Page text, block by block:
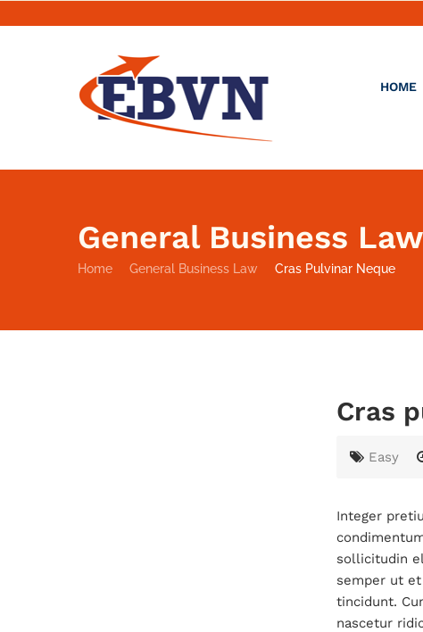
HOME
General Business Law
Home General Business Law Cras Pulvinar Neque
Cras
Easy
Integer
sollicitudin
semper ut
tincidunt.
nascetur